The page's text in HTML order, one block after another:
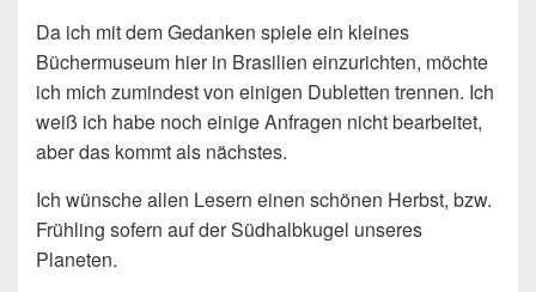
Da ich mit dem Gedanken spiele ein kleines
Büchermuseum hier in Brasilien einzurichten, möchte
ich mich zumindest von einigen Dubletten trennen. Ich
weiß ich habe noch einige Anfragen nicht bearbeitet,
aber das kommt als nächstes.
Ich wünsche allen Lesern einen schönen Herbst, bzw.
Frühling sofern auf der Südhalbkugel unseres
Planeten.